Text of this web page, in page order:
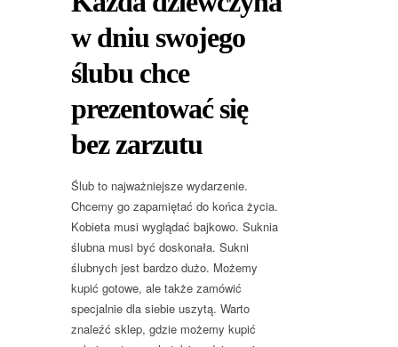
w dniu swojego
ślubu chce
prezentować się
bez zarzutu
Ślub to najważniejsze wydarzenie.
Chcemy go zapamiętać do końca życia.
Kobieta musi wyglądać bajkowo. Suknia
ślubna musi być doskonała. Sukni
ślubnych jest bardzo dużo. Możemy
kupić gotowe, ale także zamówić
specjalnie dla siebie uszytą. Warto
znaleźć sklep, gdzie możemy kupić